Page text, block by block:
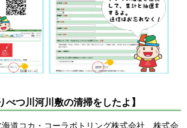
べつ川河川敷の清掃をしたよ】
道コカ・コーラボトリング株式会社、株式会